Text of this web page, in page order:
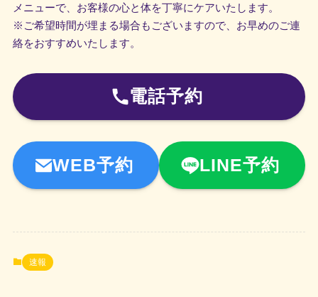
メニューで、お客様の心と体を丁寧にケアいたします。
※ご希望時間が埋まる場合もございますので、お早めのご連
絡をおすすめいたします。
電話予約
WEB予約 LINE予約
速報